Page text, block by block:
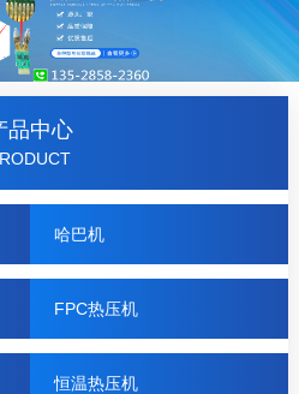
品中心
哈巴机
FPC热压机
恒温热压机